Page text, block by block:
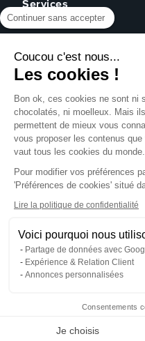
Cartes de visite
Affiches
Brochures
Éco-responsable
Express 24h
Services
Devis sur mesure
Revendeurs
Qui sommes-nous ?
Avis clients
Partenariat
Presse
Assistance
Centre d'aide
Formulaire de contact
Rechercher un gabarit
Pack échantillons
Créer mon compte client
Se connecter
Blog
NOUS SUIVRE SUR
NOS MOYENS DE PAIEMENT
Politique de confidentialité
Continuer sans accepter
Coucou c'est nous...
Les cookies !
Bon ok, ces cookies ne sont ni
chocolatés, ni moelleux. Mais
permettent de mieux vous
vous proposer les contenus
vaut tous les cookies du monde.
Pour modifier vos préférences
'Préférences de cookies' situé
Lire la politique de confidentialité
Voici pourquoi nous
Partage de données avec
Expérience & Relation Client
Annonces personnalisées
Consentements
Je choisis